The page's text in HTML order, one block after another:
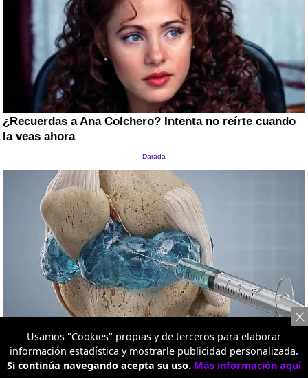
Usamos "Cookies" propias y de terceros para elaborar
información estadística y mostrarle publicidad personalizada.
Si continúa navegando acepta su uso. Más información aquí